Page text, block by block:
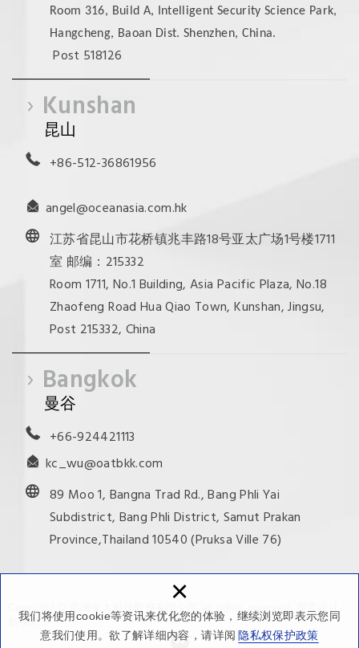
我们将使用cookie等资讯来优化您的体验，继续浏览即表示您同
意我们使用。欲了解详细内容，请详阅 隐私权保护政策
×
Room 316, Build A, Intelligent Security Science Park,
Hangcheng, Baoan Dist. Shenzhen, China.
Post 518126
Kunshan
昆山
+86-512-36861956
angel@oceanasia.com.hk
江苏省昆山市花桥镇兆丰路18号亚太广场1号楼1711
室 邮编：215332
Room 1711, No.1 Building, Asia Pacific Plaza, No.18
Zhaofeng Road Hua Qiao Town, Kunshan, Jingsu,
Post 215332, China
Bangkok
曼谷
+66-924421113
kc_wu@oatbkk.com
89 Moo 1, Bangna Trad Rd., Bang Phli Yai
Subdistrict, Bang Phli District, Samut Prakan
Province,Thailand 10540 (Pruksa Ville 76)
新视野